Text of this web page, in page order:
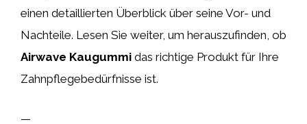
einen detaillierten Überblick über seine Vor- und
Nachteile. Lesen Sie weiter, um herauszufinden, ob
Airwave Kaugummi das richtige Produkt für Ihre
Zahnpflegebedürfnisse ist.
—